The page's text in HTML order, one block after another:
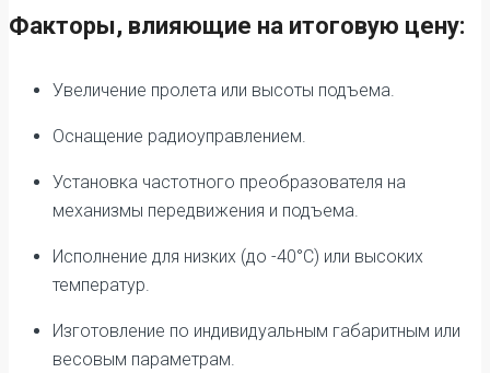
Факторы, влияющие на итоговую цену:
Увеличение пролета или высоты подъема.
Оснащение радиоуправлением.
Установка частотного преобразователя на
механизмы передвижения и подъема.
Исполнение для низких (до -40°C) или высоких
температур.
Изготовление по индивидуальным габаритным или
весовым параметрам.